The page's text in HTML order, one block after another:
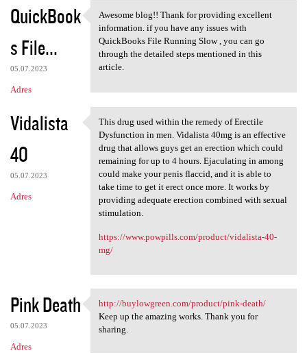
QuickBook
s File...
05.07.2023
Adres
Awesome blog!! Thank for
Awesome blog!! Thank for providing excellent
information. if you have any issues with
QuickBooks File Running Slow , you can go
through the detailed steps mentioned in this
article.
Vidalista
40
05.07.2023
Adres
This drug used within the
This drug used within the remedy of Erectile
Dysfunction in men. Vidalista 40mg is an effective
drug that allows guys get an erection which could
remaining for up to 4 hours. Ejaculating in among
could make your penis flaccid, and it is able to
take time to get it erect once more. It works by
providing adequate erection combined with sexual
stimulation.
https://www.powpills.com/product/vidalista-40-
mg/
Pink Death
05.07.2023
Adres
http://buylowgreen.com
http://buylowgreen.com/product/pink-death/
Keep up the amazing works. Thank you for
sharing.